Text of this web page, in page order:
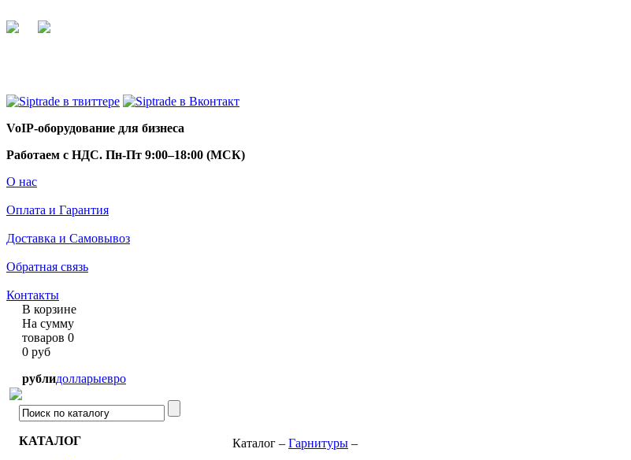
VoIP-оборудование для бизнеса
Работаем с НДС. Пн-Пт 9:00–18:00 (МСК)
О нас
Оплата и Гарантия
Доставка и Самовывоз
Обратная связь
Контакты
В корзине
На сумму
товаров 0
0 руб
рублидолларыевро
КАТАЛОГ
Каталог – Гарнитуры –